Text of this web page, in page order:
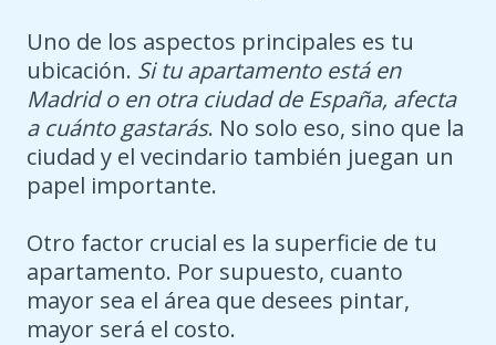
Uno de los aspectos principales es tu
ubicación. Si tu apartamento está en
Madrid o en otra ciudad de España, afecta
a cuánto gastarás. No solo eso, sino que la
ciudad y el vecindario también juegan un
papel importante.
Otro factor crucial es la superficie de tu
apartamento. Por supuesto, cuanto
mayor sea el área que desees pintar,
mayor será el costo.